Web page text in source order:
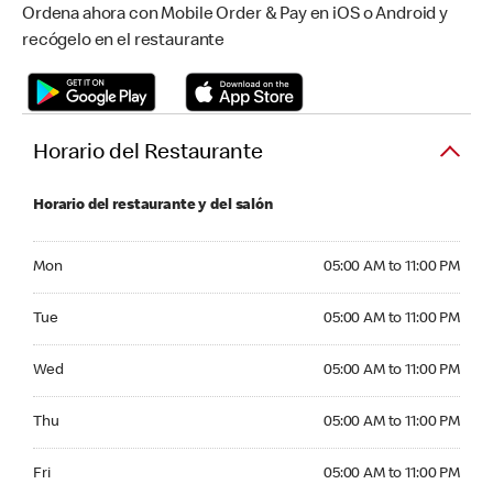
Ordena ahora con Mobile Order & Pay en iOS o Android y
recógelo en el restaurante
Horario del Restaurante
Horario del restaurante y del salón
Mon 05:00 AM to 11:00 PM
Tue 05:00 AM to 11:00 PM
Wed 05:00 AM to 11:00 PM
Thu 05:00 AM to 11:00 PM
Fri 05:00 AM to 11:00 PM